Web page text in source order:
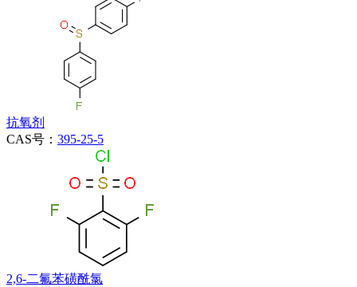
抗氧剂
CAS号： 395-25-5
2,6-二氟苯磺酰氯